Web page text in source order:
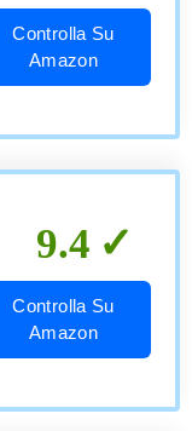
Controlla Su
Amazon
9.4
Controlla Su
Amazon